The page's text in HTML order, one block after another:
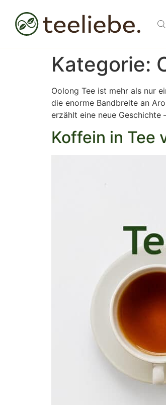
Kategorie:
Oolong Tee ist mehr als nur
die enorme Bandbreite an
erzählt eine neue Geschichte
Koffein in Tee